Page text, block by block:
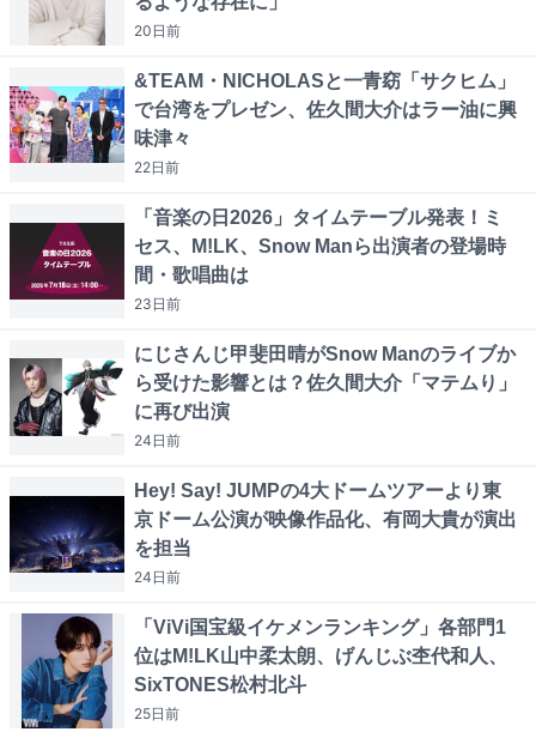
20日前
&TEAM・NICHOLASと一青窈「サクヒム」
で台湾をプレゼン、佐久間大介はラー油に興
味津々
22日前
「音楽の日2026」タイムテーブル発表！ミ
セス、M!LK、Snow Manら出演者の登場時
間・歌唱曲は
23日前
にじさんじ甲斐田晴がSnow Manのライブか
ら受けた影響とは？佐久間大介「マテムり」
に再び出演
24日前
Hey! Say! JUMPの4大ドームツアーより東
京ドーム公演が映像作品化、有岡大貴が演出
を担当
24日前
「ViVi国宝級イケメンランキング」各部門1
位はM!LK山中柔太朗、げんじぶ杢代和人、
SixTONES松村北斗
25日前